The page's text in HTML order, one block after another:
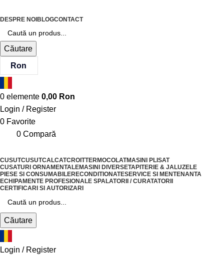
DESPRE NOI BLOGCONTACT
Căutare
Ron
0 elemente 0,00 Ron
Login / Register
0 Favorite
0 Compară
CUSUTCUSUTCALCATCROITTERMOCOLATMASINI PLISAT
CUSATURI ORNAMENTALEMASINI DIVERSETAPITERIE & JALUZELE
PIESE SI CONSUMABILERECONDITIONATESERVICE SI MENTENANTA
ECHIPAMENTE PROFESIONALE SPALATORII / CURATATORII
CERTIFICARI SI AUTORIZARI
Căutare
Login / Register